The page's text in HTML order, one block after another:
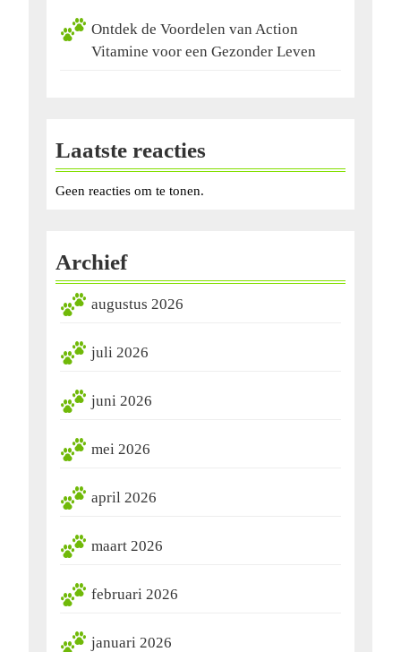
Ontdek de Voordelen van Action
Vitamine voor een Gezonder Leven
Laatste reacties
Geen reacties om te tonen.
Archief
augustus 2026
juli 2026
juni 2026
mei 2026
april 2026
maart 2026
februari 2026
januari 2026